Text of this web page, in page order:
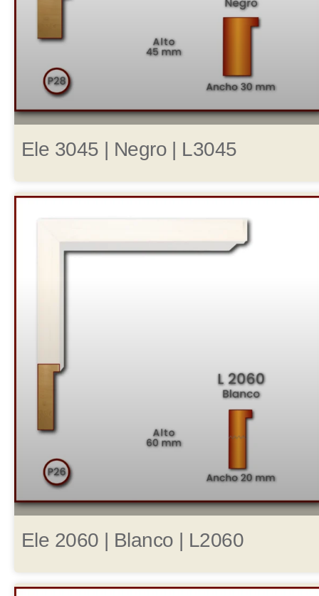
Ele 3045 | Negro | L3045
Ele 2060 | Blanco | L2060